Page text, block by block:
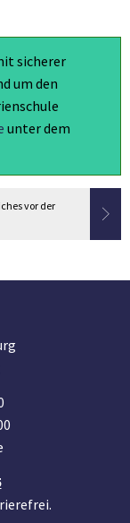
sicherer
um den
unter dem
vor der